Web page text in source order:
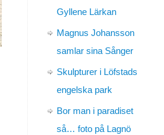
Gyllene Lärkan
Magnus Johansson
samlar sina Sånger
Skulpturer i Löfstads
engelska park
Bor man i paradiset
så… foto på Lagnö